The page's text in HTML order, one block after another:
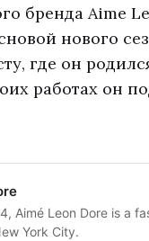
бренда Aime
нового
где он
работах он
Aimé Leon Dore is a
York City.